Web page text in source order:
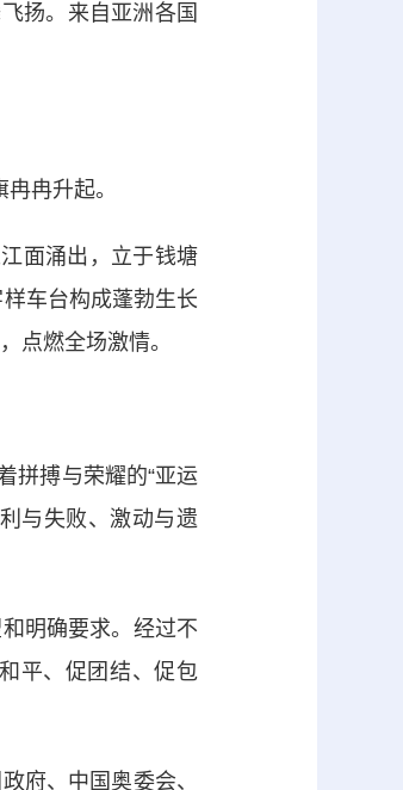
扬。来自亚洲各国
冉升起。
面涌出，立于钱塘
车台构成蓬勃生长
点燃全场激情。
拼搏与荣耀的“亚运
与失败、激动与遗
明确要求。经过不
平、促团结、促包
府、中国奥委会、